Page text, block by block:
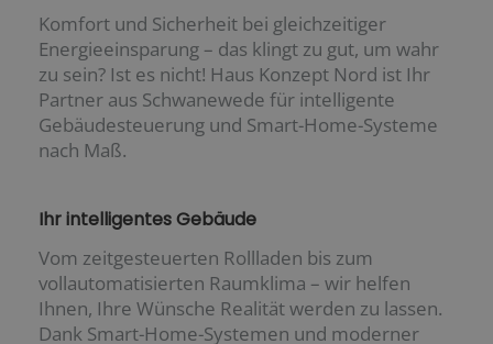
Komfort und Sicherheit bei gleichzeitiger
Energieeinsparung – das klingt zu gut, um wahr
zu sein? Ist es nicht! Haus Konzept Nord ist Ihr
Partner aus Schwanewede für intelligente
Gebäudesteuerung und Smart-Home-Systeme
nach Maß.
Ihr intelligentes Gebäude
Vom zeitgesteuerten Rollladen bis zum
vollautomatisierten Raumklima – wir helfen
Ihnen, Ihre Wünsche Realität werden zu lassen.
Dank Smart-Home-Systemen und moderner